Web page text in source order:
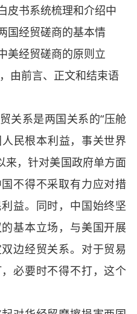
皮书系统梳理和介绍中
国经贸磋商的基本情
美经贸磋商的原则立
由前言、正文和结束语
关系是两国关系的“压舱
民根本利益，事关世界
来，针对美国政府单方面
不得不采取有力应对措
益。同时，中国始终坚
基本立场，与美国开展
边经贸关系。对于贸易
必要时不得不打，这个